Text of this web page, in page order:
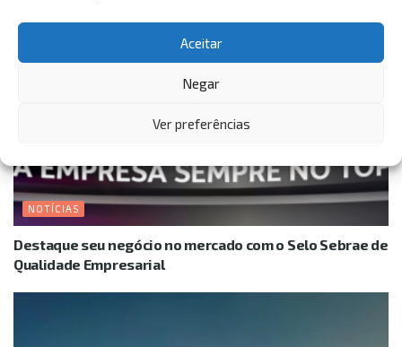
Aceitar
Negar
Ver preferências
NOTÍCIAS
Destaque seu negócio no mercado com o Selo Sebrae de
Qualidade Empresarial